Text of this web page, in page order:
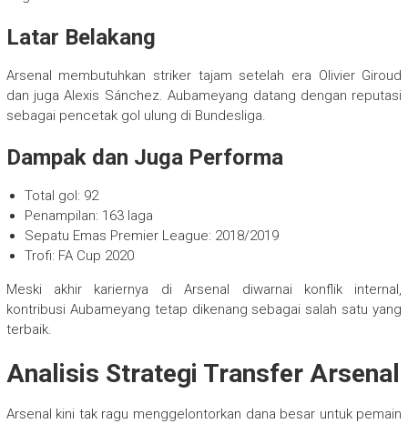
Latar Belakang
Arsenal membutuhkan striker tajam setelah era Olivier Giroud
dan juga Alexis Sánchez. Aubameyang datang dengan reputasi
sebagai pencetak gol ulung di Bundesliga.
Dampak dan Juga Performa
Total gol: 92
Penampilan: 163 laga
Sepatu Emas Premier League: 2018/2019
Trofi: FA Cup 2020
Meski akhir kariernya di Arsenal diwarnai konflik internal,
kontribusi Aubameyang tetap dikenang sebagai salah satu yang
terbaik.
Analisis Strategi Transfer Arsenal
Arsenal kini tak ragu menggelontorkan dana besar untuk pemain